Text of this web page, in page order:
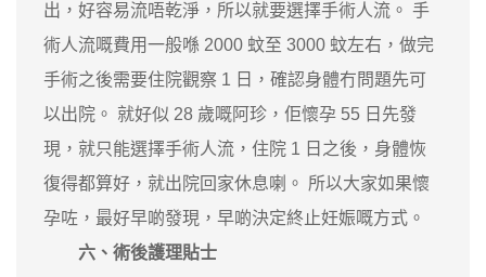
出，好容易流唔乾淨，所以就要選擇手術人流。 手
術人流嘅費用一般喺 2000 蚊至 3000 蚊左右，做完
手術之後需要住院觀察 1 日，確認身體冇問題先可
以出院。 就好似 28 歲嘅阿珍，佢懷孕 55 日先發
現，就只能選擇手術人流，住院 1 日之後，身體恢
復得都算好，就出院回家休息喇。 所以大家如果懷
孕咗，最好早啲發現，早啲決定終止妊娠嘅方式。
六、術後護理貼士